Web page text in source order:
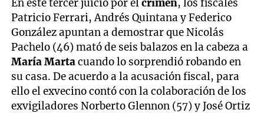
En este tercer juicio por elcrimen, los fiscales
Patricio Ferrari, Andrés Quintana y Federico
González apuntan a demostrar que Nicolás
Pachelo (46) mató de seis balazos en la cabeza a
María Martacuando lo sorprendió robando en
su casa. De acuerdo a la acusación fiscal, para
ello el exvecino contó con la colaboración de los
exvigiladores Norberto Glennon (57) y José Ortiz